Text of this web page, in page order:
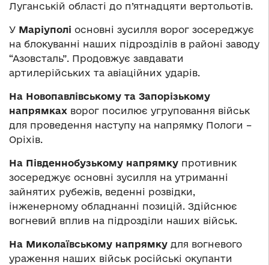
Луганській області до п’ятнадцяти вертольотів.
У Маріуполі основні зусилля ворог зосереджує
на блокуванні наших підрозділів в районі заводу
“Азовсталь”. Продовжує завдавати
артилерійських та авіаційних ударів.
На Новопавлівському та Запорізькому
напрямках ворог посилює угруповання військ
для проведення наступу на напрямку Пологи –
Оріхів.
На Південнобузькому напрямку противник
зосереджує основні зусилля на утриманні
зайнятих рубежів, веденні розвідки,
інженерному обладнанні позицій. Здійснює
вогневий вплив на підрозділи наших військ.
На Миколаївському напрямку для вогневого
ураження наших військ російські окупанти